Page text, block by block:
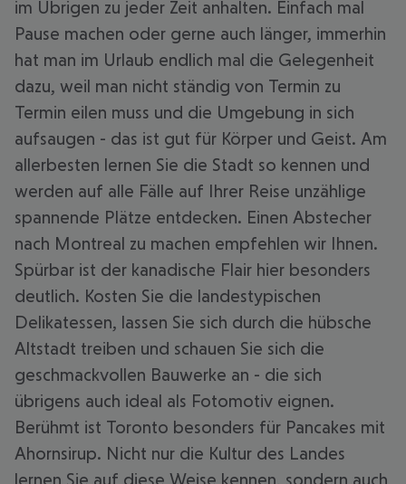
im Übrigen zu jeder Zeit anhalten. Einfach mal
Pause machen oder gerne auch länger, immerhin
hat man im Urlaub endlich mal die Gelegenheit
dazu, weil man nicht ständig von Termin zu
Termin eilen muss und die Umgebung in sich
aufsaugen - das ist gut für Körper und Geist. Am
allerbesten lernen Sie die Stadt so kennen und
werden auf alle Fälle auf Ihrer Reise unzählige
spannende Plätze entdecken. Einen Abstecher
nach Montreal zu machen empfehlen wir Ihnen.
Spürbar ist der kanadische Flair hier besonders
deutlich. Kosten Sie die landestypischen
Delikatessen, lassen Sie sich durch die hübsche
Altstadt treiben und schauen Sie sich die
geschmackvollen Bauwerke an - die sich
übrigens auch ideal als Fotomotiv eignen.
Berühmt ist Toronto besonders für Pancakes mit
Ahornsirup. Nicht nur die Kultur des Landes
lernen Sie auf diese Weise kennen, sondern auch